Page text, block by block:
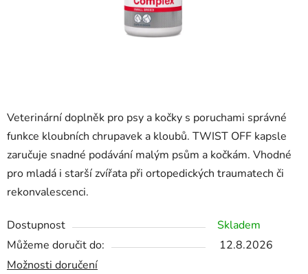
Veterinární doplněk pro psy a kočky s poruchami správné
funkce kloubních chrupavek a kloubů. TWIST OFF kapsle
zaručuje snadné podávání malým psům a kočkám. Vhodné
pro mladá i starší zvířata při ortopedických traumatech či
rekonvalescenci.
Dostupnost
Skladem
Můžeme doručit do:
12.8.2026
Možnosti doručení